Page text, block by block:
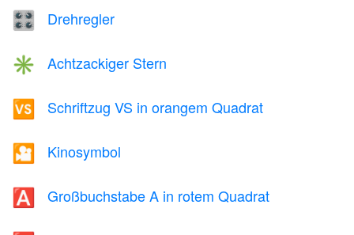
🎛️ Drehregler
✳️ Achtzackiger Stern
🆚 Schriftzug VS in orangem Quadrat
🎦 Kinosymbol
🅰️ Großbuchstabe A in rotem Quadrat